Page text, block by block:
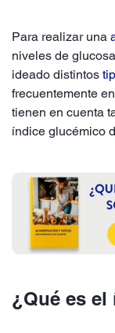
Para realizar una
niveles de
ideado distintos
frecuentemente
tienen en cuenta
índice glucémico
¿Qué es